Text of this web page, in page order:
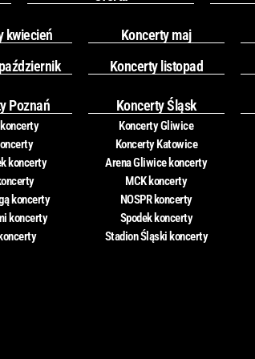
kwiecień Koncerty maj
Koncerty listopad
Poznań
koncerty
koncerty
koncerty
Koncerty Śląsk
Koncerty Gliwice
Koncerty Katowice
Arena Gliwice koncerty
MCK koncerty
NOSPR koncerty
Spodek koncerty
Stadion Śląski koncerty